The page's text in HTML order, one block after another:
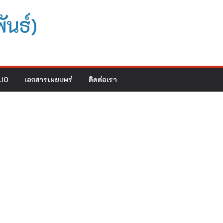
นธ์)
เอกสารเผยแพร่ ติดต่อเรา